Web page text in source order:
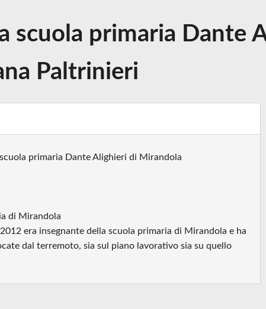
scuola primaria Dante
Paltrinieri
primaria Dante Alighieri di Mirandola
di Mirandola
era insegnante della scuola primaria di Mirandola e ha
dal terremoto, sia sul piano lavorativo sia su quello